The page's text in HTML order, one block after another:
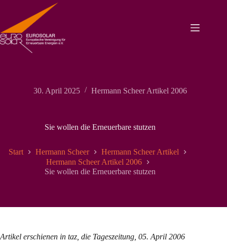
springen
30. April 2025 Hermann Scheer Artikel 2006
Sie wollen die Erneuerbare stutzen
Start Hermann Scheer
Hermann Scheer Artikel
Hermann Scheer Artikel 2006
Sie wollen die Erneuerbare stutzen
Artikel erschienen in taz, die Tageszeitung, 05. April 2006